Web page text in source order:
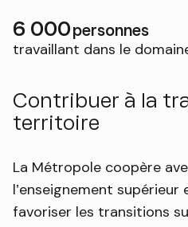
6 000personnes
travaillant dans le
Contribuer à la
territoire
La Métropole coopère
l’enseignement
favoriser les transitions